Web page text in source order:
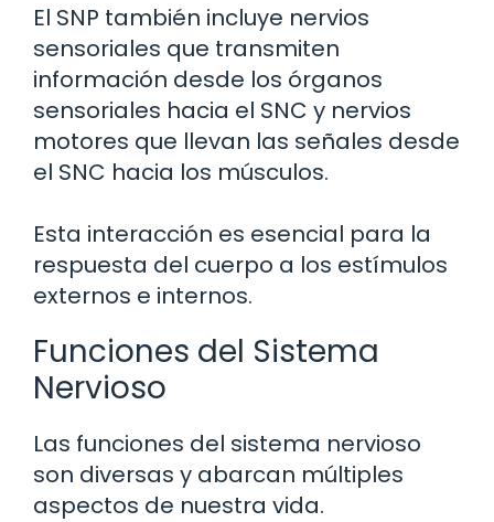
El SNP también incluye nervios
sensoriales que transmiten
información desde los órganos
sensoriales hacia el SNC y nervios
motores que llevan las señales desde
el SNC hacia los músculos.
Esta interacción es esencial para la
respuesta del cuerpo a los estímulos
externos e internos.
Funciones del Sistema
Nervioso
Las funciones del sistema nervioso
son diversas y abarcan múltiples
aspectos de nuestra vida.